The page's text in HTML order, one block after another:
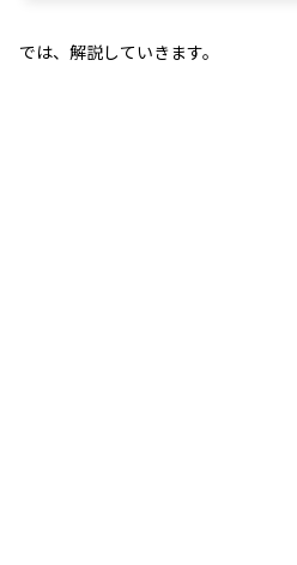
では、解説していきます。